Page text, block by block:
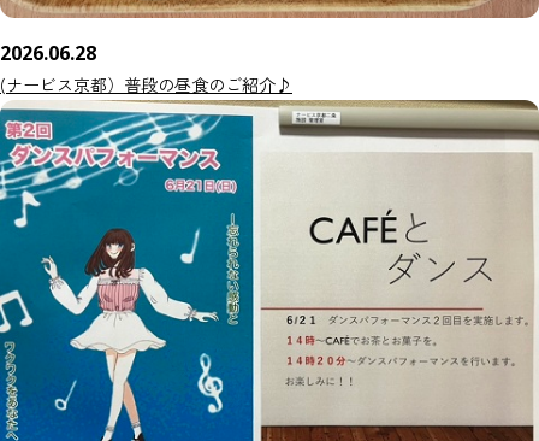
2026.06.28
(ナービス京都）普段の昼食のご紹介♪